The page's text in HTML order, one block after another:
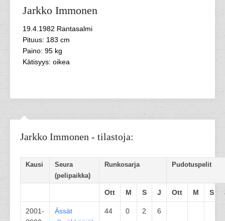
Jarkko Immonen
19.4.1982 Rantasalmi
Pituus: 183 cm
Paino: 95 kg
Kätisyys: oikea
Jarkko Immonen - tilastoja:
Kausi
Seura
(pelipaikka)
Runkosarja Pudotuspelit
Ott M S J Ott M S
2001-
Ässät
44 0 2 6